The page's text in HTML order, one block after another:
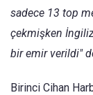
sadece 13 top
çekmişken
bir emir verildi"
Birinci Cihan